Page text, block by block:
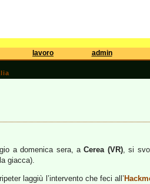
lavoro admin
a domenica sera, aCerea (VR), si
giacca).
laggiù l’intervento che feci all’